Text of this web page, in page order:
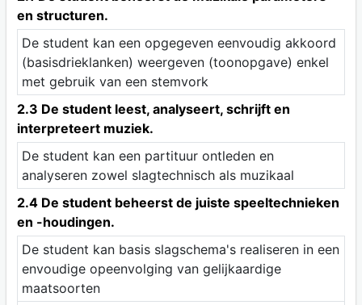
en structuren.
De student kan een opgegeven eenvoudig akkoord
(basisdrieklanken) weergeven (toonopgave) enkel
met gebruik van een stemvork
2.3 De student leest, analyseert, schrijft en
interpreteert muziek.
De student kan een partituur ontleden en
analyseren zowel slagtechnisch als muzikaal
2.4 De student beheerst de juiste speeltechnieken
en -houdingen.
De student kan basis slagschema's realiseren in een
envoudige opeenvolging van gelijkaardige
maatsoorten